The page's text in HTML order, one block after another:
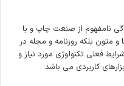
نامفهوم از صنعت چاپ و با
متون بلکه روزنامه و مجله در
فعلی تکنولوژی مورد نیاز و
کاربردی می باشد.